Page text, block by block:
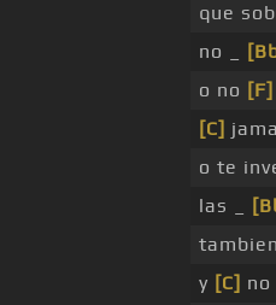
que
no _
o no [F]
[C]
o te
las _
y [C] no